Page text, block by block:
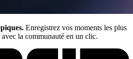
Enregistrez vos moments les plus
la communauté en un clic.